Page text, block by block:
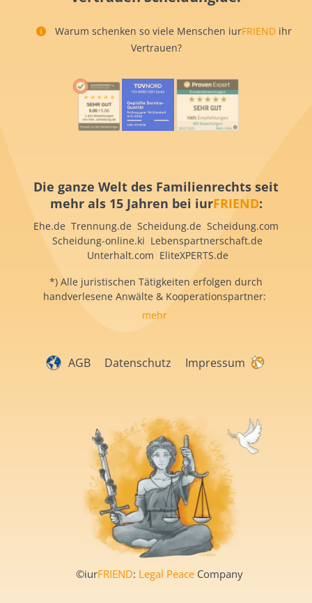
Warum schenken so viele Menschen iurFRIEND ihr
Vertrauen?
Die ganze Welt des Familienrechts seit
mehr als 15 Jahren bei iurFRIEND:
Ehe.de Trennung.de Scheidung.de Scheidung.com
Scheidung-online.ki Lebenspartnerschaft.de
Unterhalt.com EliteXPERTS.de
*) Alle juristischen Tätigkeiten erfolgen durch
handverlesene Anwälte & Kooperationspartner:
mehr
AGB Datenschutz Impressum
©iurFRIEND: Legal Peace Company